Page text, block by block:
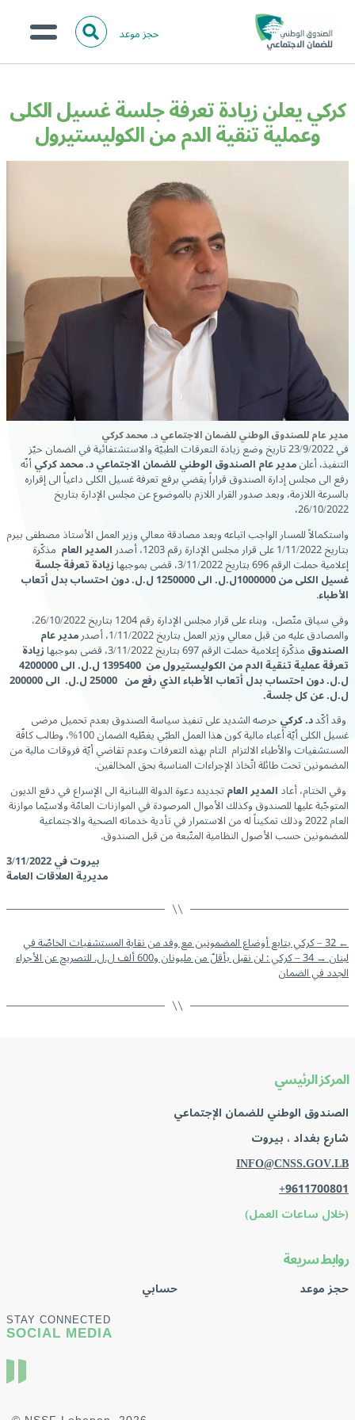
حجز موعد ا
ل
ث
الخدمات الالكترونية
المركز الإعلامي
تواصل معنا
البحث
كركي يعلن زيادة تعرفة جلسة غسيل الكلى
وعملية تنقية الدم من الكوليستيرول
مدير عام للصندوق الوطني للضمان الاجتماعي د. محمد كركي
في 23/9/2022 تاريخ وضع زيادة التعرفات الطبيّة والاستشتفائية في الضمان حيّز
التنفيذ، أعلنمدير عام الصندوق الوطني للضمان الاجتماعي د. محمد كركيأنّه
رفع الى مجلس إدارة الصندوق قراراً يقضي برفع تعرفة غسيل الكلى داعياً الى إقراره
بالسرعة اللازمة، وبعد صدور القرار اللازم بالموضوع عن مجلس الإدارة بتاريخ
26/10/2022،
واستكمالاً للمسار الواجب اتباعه وبعد مصادقة معالي وزير العمل الأستاذ مصطفى بيرم
بتاريخ 1/11/2022 على قرار مجلس الإدارة رقم 1203، أصدر المدير العام مذكّرة
إعلامية حملت الرقم 696 بتاريخ 3/11/2022، قضى بموجبها زيادة تعرفة جلسة
غسيل الكلى من 1000000ل.ل. الى 1250000 ل.ل. دون احتساب بدل أتعاب
الأطباء.
وفي سياق متّصل، وبناء على قرار مجلس الإدارة رقم 1204 بتاريخ 26/10/2022،
والمصادق عليه من قبل معالي وزير العمل بتاريخ 1/11/2022، أصدر مدير عام
الصندوقمذكّرة إعلامية حملت الرقم 697 بتاريخ 3/11/2022، قضى بموجبها زيادة
تعرفة عملية تنقية الدم من الكوليستيرول من 1395400 ل.ل. الى 4200000
ل.ل. دون احتساب بدل أتعاب الأطباء الذي رفع من 25000 ل.ل. الى 200000
ل.ل. عن كل جلسة.
وقد أكّدد. كركيحرصه الشديد على تنفيذ سياسة الصندوق بعدم تحميل مرضى
غسيل الكلى أيّة أعباء مالية كون هذا العمل الطبّي يغطّيه الضمان 100%، وطالب كافّة
المستشفيات والأطباء الالتزام التام بهذه التعرفات وعدم تقاضي أيّة فروقات مالية من
المضمونين تحت طائلة اتّخاذ الإجراءات المناسبة بحق المخالفين.
وفي الختام، أعادالمدير العامتجديده دعوة الدولة اللبنانية الى الإسراع في دفع الديون
المتوجّبة عليها للصندوق وكذلك الأموال المرصودة في الموازنات العامّة ولاسيّما موازنة
العام 2022 وذلك تمكيناً له من الاستمرار في تأدية خدماته الصحية والاجتماعية
للمضمونين حسب الأصول النظامية المتّبعة من قبل الصندوق.
بيروت في 3/11/2022
مديرية العلاقات العامة
← 32 – كركي يتابع أوضاع المضمونين مع وفد من نقابة المستشفيات الخاصّة في
لبنان→ 34 – كركي : لن نقبل بأقلّ من مليونان و600 ألف ل.ل. للتصريح عن الأجراء
الجدد في الضمان
المركز الرئيسي
الصندوق الوطني للضمان الإجتماعي
شارع بغداد ، بيروت
INFO@CNSS.GOV.LB
+9611700801
(خلال ساعات العمل)
روابط سريعة
حجز موعد حسابي
STAY CONNECTED
SOCIAL MEDIA